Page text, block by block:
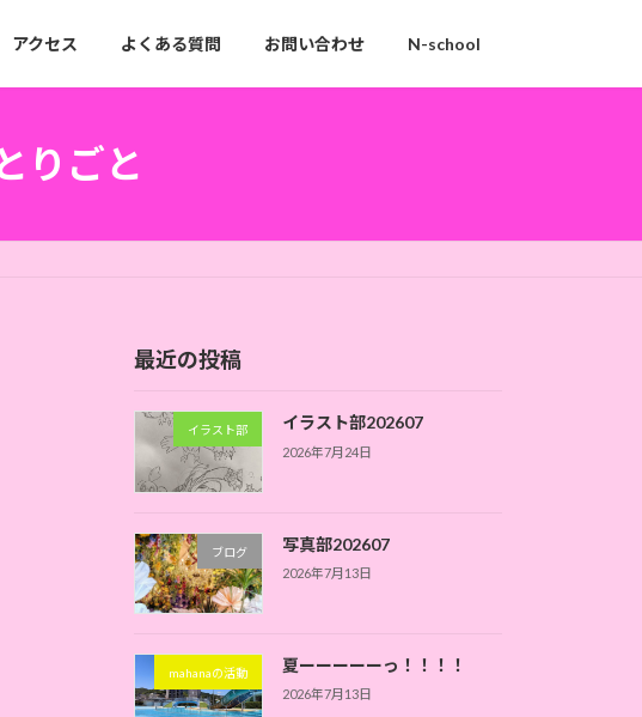
アクセス よくある質問 お問い合わせ N-school
りごと
最近の投稿
イラスト部 イラスト部202607
2026年7月24日
ブログ 写真部202607
2026年7月13日
mahanaの活動 夏ーーーーーっ！！！！
2026年7月13日